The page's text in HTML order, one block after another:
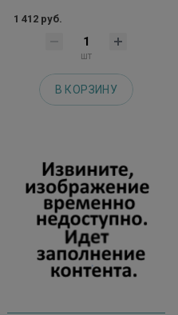
1 412 руб.
шт
В КОРЗИНУ